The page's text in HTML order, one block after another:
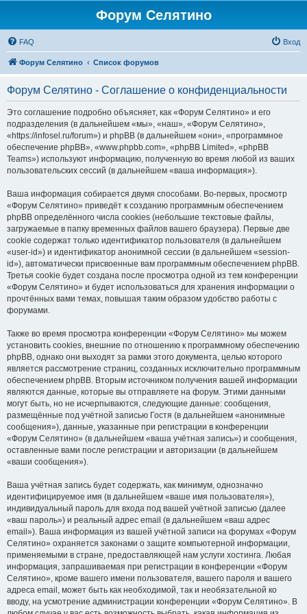
Форум Селятино
FAQ Вход
Форум Селятино Список форумов
Форум Селятино - Соглашение о конфиденциальности
Это соглашение подробно объясняет, как «Форум Селятино» и его
подразделения (в дальнейшем «мы», «наш», «Форум Селятино»,
«https://infosel.ru/forum») и phpBB (в дальнейшем «они», «программное
обеспечение phpBB», «www.phpbb.com», «phpBB Limited», «phpBB
Teams») используют информацию, полученную во время любой из ваших
пользовательских сессий (в дальнейшем «ваша информация»).
Ваша информация собирается двумя способами. Во-первых, просмотр
«Форум Селятино» приведёт к созданию программным обеспечением
phpBB определённого числа cookies (небольшие текстовые файлы,
загружаемые в папку временных файлов вашего браузера). Первые две
cookie содержат только идентификатор пользователя (в дальнейшем
«user-id») и идентификатор анонимной сессии (в дальнейшем «session-
id»), автоматически присвоенные вам программным обеспечением phpBB.
Третья cookie будет создана после просмотра одной из тем конференции
«Форум Селятино» и будет использоваться для хранения информации о
прочтённых вами темах, повышая таким образом удобство работы с
форумами.
Также во время просмотра конференции «Форум Селятино» мы можем
установить cookies, внешние по отношению к программному обеспечению
phpBB, однако они выходят за рамки этого документа, целью которого
является рассмотрение страниц, созданных исключительно программным
обеспечением phpBB. Вторым источником получения вашей информации
являются данные, которые вы отправляете на форум. Этими данными
могут быть, но не исчерпываются, следующие данные: сообщения,
размещённые под учётной записью Гостя (в дальнейшем «анонимные
сообщения»), данные, указанные при регистрации в конференции
«Форум Селятино» (в дальнейшем «ваша учётная запись») и сообщения,
оставленные вами после регистрации и авторизации (в дальнейшем
«ваши сообщения»).
Ваша учётная запись будет содержать, как минимум, однозначно
идентифицируемое имя (в дальнейшем «ваше имя пользователя»),
индивидуальный пароль для входа под вашей учётной записью (далее
«ваш пароль») и реальный адрес email (в дальнейшем «ваш адрес
email»). Ваша информация из вашей учётной записи на форумах «Форум
Селятино» охраняется законами о защите компьютерной информации,
применяемыми в стране, предоставляющей нам услуги хостинга. Любая
информация, запрашиваемая при регистрации в конференции «Форум
Селятино», кроме вашего имени пользователя, вашего пароля и вашего
адреса email, может быть как необходимой, так и необязательной ко
вводу, на усмотрение администрации конференции «Форум Селятино». В